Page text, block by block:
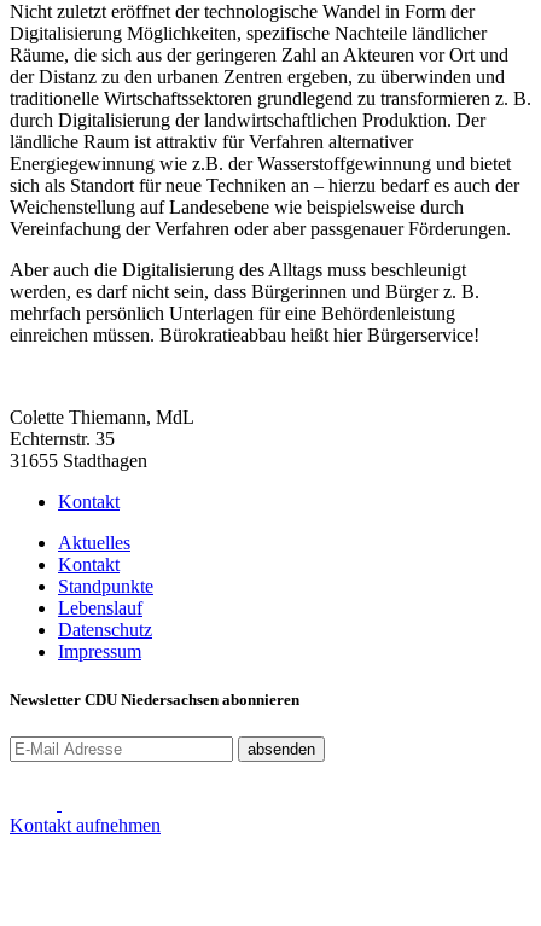
Nicht zuletzt eröffnet der technologische Wandel in Form der
Digitalisierung Möglichkeiten, spezifische Nachteile ländlicher
Räume, die sich aus der geringeren Zahl an Akteuren vor Ort und
der Distanz zu den urbanen Zentren ergeben, zu überwinden und
traditionelle Wirtschaftssektoren grundlegend zu transformieren z. B.
durch Digitalisierung der landwirtschaftlichen Produktion. Der
ländliche Raum ist attraktiv für Verfahren alternativer
Energiegewinnung wie z.B. der Wasserstoffgewinnung und bietet
sich als Standort für neue Techniken an – hierzu bedarf es auch der
Weichenstellung auf Landesebene wie beispielsweise durch
Vereinfachung der Verfahren oder aber passgenauer Förderungen.
Aber auch die Digitalisierung des Alltags muss beschleunigt
werden, es darf nicht sein, dass Bürgerinnen und Bürger z. B.
mehrfach persönlich Unterlagen für eine Behördenleistung
einreichen müssen. Bürokratieabbau heißt hier Bürgerservice!
Colette Thiemann, MdL
Echternstr. 35
31655 Stadthagen
Kontakt
Aktuelles
Kontakt
Standpunkte
Lebenslauf
Datenschutz
Impressum
Newsletter CDU Niedersachsen abonnieren
absenden
Kontakt aufnehmen